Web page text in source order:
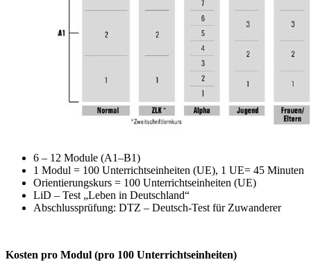
6 – 12 Module (A1–B1)
1 Modul = 100 Unterrichtseinheiten (UE), 1 UE= 45 Minuten
Orientierungskurs = 100 Unterrichtseinheiten (UE)
LiD – Test „Leben in Deutschland“
Abschlussprüfung: DTZ – Deutsch-Test für Zuwanderer
Kosten pro Modul (pro 100 Unterrichtseinheiten)